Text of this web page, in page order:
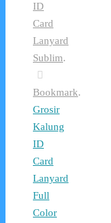
ID
Card
Lanyard
Sublim.
Bookmark.
Grosir
Kalung
ID
Card
Lanyard
Full
Color